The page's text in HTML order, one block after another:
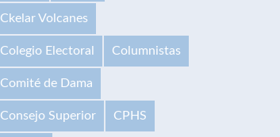
Ckelar Volcanes
Colegio Electoral Columnistas
Comité de Dama
Consejo Superior CPHS